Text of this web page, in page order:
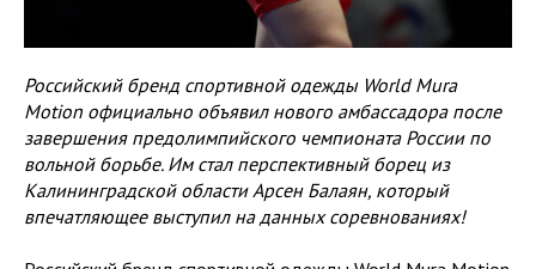
Российский бренд спортивной одежды World Mura
Motion официально объявил нового амбассадора после
завершения предолимпийского чемпионата России по
вольной борьбе. Им стал перспективный борец из
Калининградской области Арсен Балаян, который
впечатляющее выступил на данных соревнованиях!